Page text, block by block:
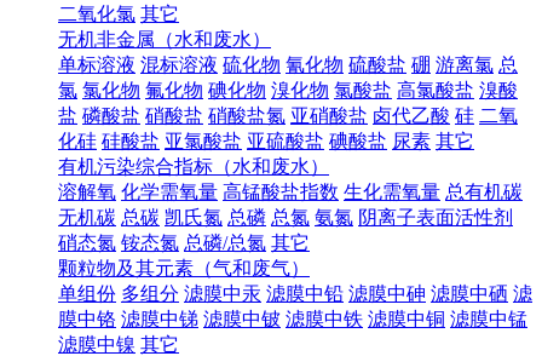
二氧化氯 其它
无机非金属（水和废水）
单标溶液 混标溶液 硫化物 氰化物 硫酸盐 硼 游离氯 总
氯 氯化物 氟化物 碘化物 溴化物 氯酸盐 高氯酸盐 溴酸
盐 磷酸盐 硝酸盐 硝酸盐氮 亚硝酸盐 卤代乙酸 硅 二氧
化硅 硅酸盐 亚氯酸盐 亚硫酸盐 碘酸盐 尿素 其它
有机污染综合指标（水和废水）
溶解氧 化学需氧量 高锰酸盐指数 生化需氧量 总有机碳
无机碳 总碳 凯氏氮 总磷 总氮 氨氮 阴离子表面活性剂
硝态氮 铵态氮 总磷/总氮 其它
颗粒物及其元素（气和废气）
单组份 多组分 滤膜中汞 滤膜中铅 滤膜中砷 滤膜中硒 滤
膜中铬 滤膜中锑 滤膜中铍 滤膜中铁 滤膜中铜 滤膜中锰
滤膜中镍 其它